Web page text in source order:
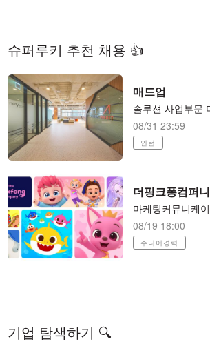
슈퍼루키 추천 채용 👍
매드업
08/31 23:59
인턴
더핑크퐁컴퍼니
08/19 18:00
주니어경력
기업 탐색하기 🔍